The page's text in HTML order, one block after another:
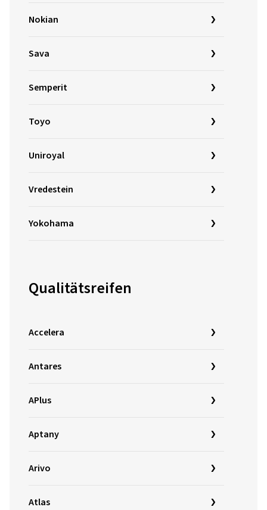
Nokian
Sava
Semperit
Toyo
Uniroyal
Vredestein
Yokohama
Qualitätsreifen
Accelera
Antares
APlus
Aptany
Arivo
Atlas